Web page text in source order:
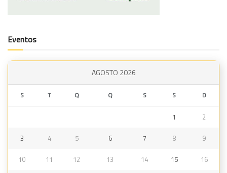
Eventos
AGOSTO 2026
S T Q Q S S D
1 2
3 4 5 6 7 8 9
10 11 12 13 14 15 16